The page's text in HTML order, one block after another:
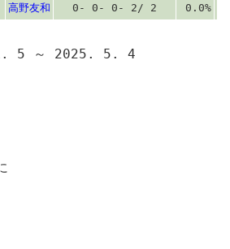
高野友和 0- 0- 0- 2/ 2 0.0%
1. 5 ～ 2025. 5. 4